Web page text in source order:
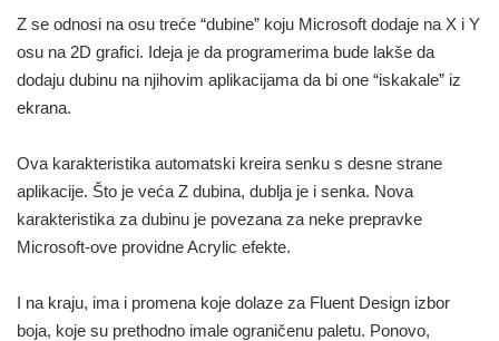
Z se odnosi na osu treće “dubine” koju Microsoft dodaje na X i Y
osu na 2D grafici. Ideja je da programerima bude lakše da
dodaju dubinu na njihovim aplikacijama da bi one “iskakale” iz
ekrana.
Ova karakteristika automatski kreira senku s desne strane
aplikacije. Što je veća Z dubina, dublja je i senka. Nova
karakteristika za dubinu je povezana za neke prepravke
Microsoft-ove providne Acrylic efekte.
I na kraju, ima i promena koje dolaze za Fluent Design izbor
boja, koje su prethodno imale ograničenu paletu. Ponovo,